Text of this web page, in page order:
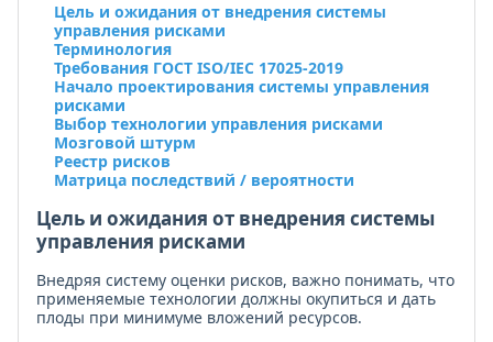
Цель и ожидания от внедрения системы
управления рисками
Терминология
Требования ГОСТ ISO/IEC 17025-2019
Начало проектирования системы управления
рисками
Выбор технологии управления рисками
Мозговой штурм
Реестр рисков
Матрица последствий / вероятности
Цель и ожидания от внедрения системы
управления рисками
Внедряя систему оценки рисков, важно понимать, что
применяемые технологии должны окупиться и дать
плоды при минимуме вложений ресурсов.